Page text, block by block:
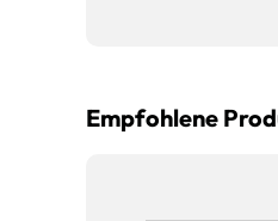
Empfohlene